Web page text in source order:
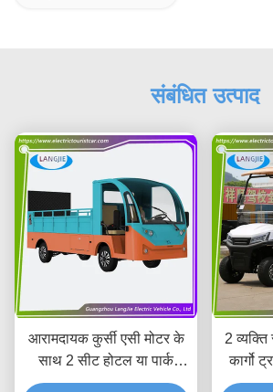
संबंधित उत्पाद
आरामदायक कुर्सी एसी मोटर के
साथ 2 सीट होटल या पार्क
इलेक्ट्रिक सामान कार्ट
2
कार्गो
कार्गो